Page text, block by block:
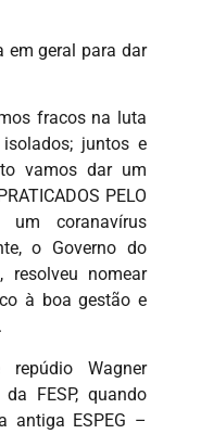
geral para dar
fracos na luta
juntos e
vamos dar um
PELO
um coranavírus
o Governo do
nomear
à boa gestão e
Wagner
FESP, quando
antiga ESPEG –